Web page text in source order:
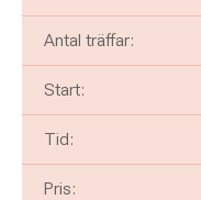
Antal träffar:
Start:
Tid:
Pris: